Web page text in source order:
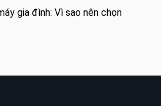
gia đình: Vì sao nên chọn